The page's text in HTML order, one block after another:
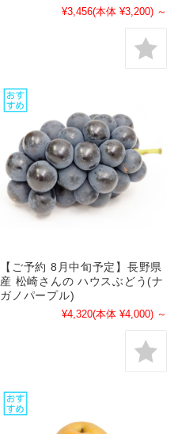
¥3,456(本体 ¥3,200) ～
【ご予約 8月中旬予定】長野県
産 松崎さんの ハウスぶどう(ナ
ガノパープル)
¥4,320(本体 ¥4,000) ～